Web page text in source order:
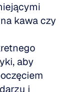
kawa czy
aby
i